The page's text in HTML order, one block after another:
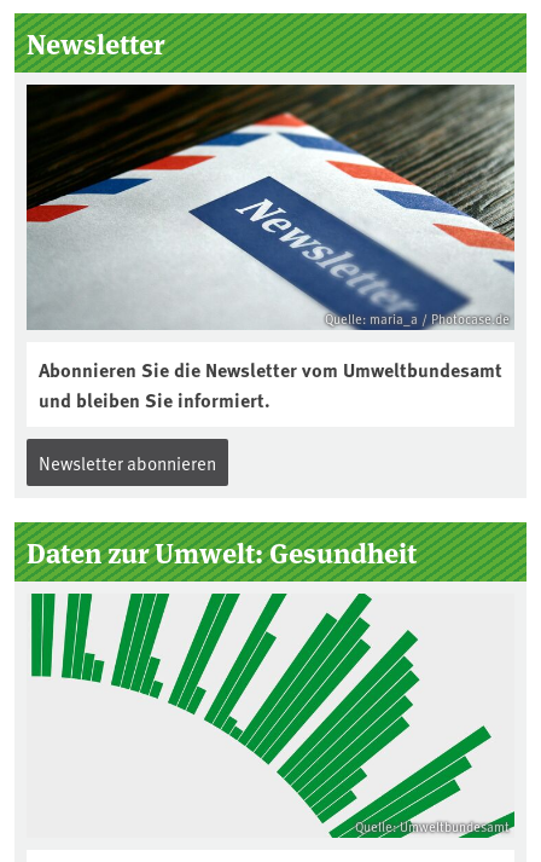
Newsletter
Quelle: maria_a / Photocase.de
Abonnieren Sie die Newsletter vom Umweltbundesamt
und bleiben Sie informiert.
Newsletter abonnieren
Daten zur Umwelt: Gesundheit
Quelle: Umweltbundesamt